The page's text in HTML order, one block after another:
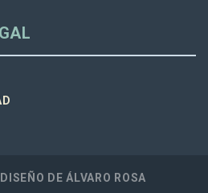
DEÁLVARO ROSA